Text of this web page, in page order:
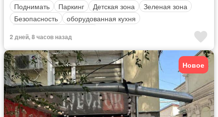
Поднимать
Паркинг Детская зона
Зеленая зона
Безопасность
оборудованная кухня
2 дней, 8 часов назад
Новое